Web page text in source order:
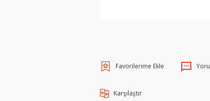
Karşılaştır